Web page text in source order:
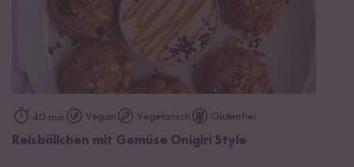
40 min Vegan Vegetarisch Glutenfrei
Reisbällchen mit Gemüse Onigiri Style